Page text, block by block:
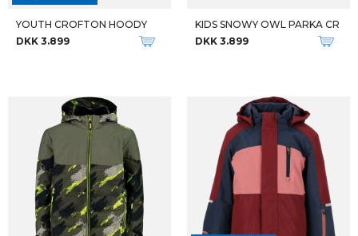
YOUTH CROFTON HOODY
DKK 3.899
KIDS SNOWY OWL PARKA CR
DKK 3.899